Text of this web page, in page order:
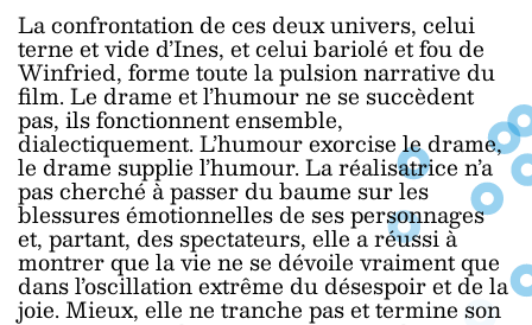
La confrontation de ces deux univers, celui
terne et vide d’Ines, et celui bariolé et fou de
Winfried, forme toute la pulsion narrative du
film. Le drame et l’humour ne se succèdent
pas, ils fonctionnent ensemble,
dialectiquement. L’humour exorcise le drame,
le drame supplie l’humour. La réalisatrice n’a
pas cherché à passer du baume sur les
blessures émotionnelles de ses personnages
et, partant, des spectateurs, elle a réussi à
montrer que la vie ne se dévoile vraiment que
dans l’oscillation extrême du désespoir et de la
joie. Mieux, elle ne tranche pas et termine son